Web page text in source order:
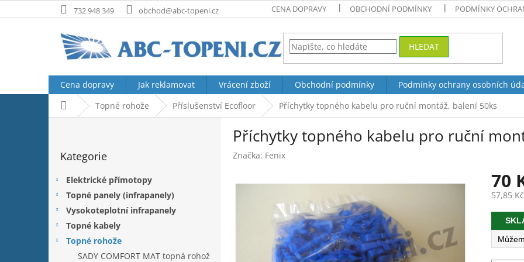
na
732 948 349 obchod@abc-topeni.cz CENA DOPRAVY OBCHODNÍ PODMÍNKY PODMÍNKY
HLEDAT
Cena dopravy Jak reklamovat Vrácení zboží Obchodní podmínky Podmínky ochrany osobních
Domů Topné rohože Příslušenství Ecofloor Příchytky topného kabelu pro ruční montáž, balení 50ks
kategorie
Kategorie
Elektrické přímotopy
Topné panely (infrapanely)
Vysokoteplotní infrapanely
Topné kabely
Topné rohože
SADY COMFORT MAT topná rohož
Příchytky topného kabelu pro ruční
Značka: Fenix
70
57,85
Měrná
cena: